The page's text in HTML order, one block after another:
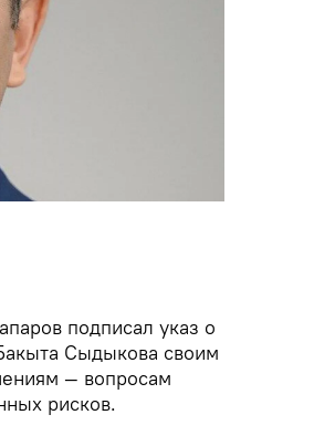
подписал указ о
Сыдыкова своим
— вопросам
рисков.